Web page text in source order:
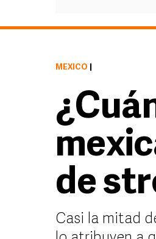
MÉXICO
de
Casi la mitad